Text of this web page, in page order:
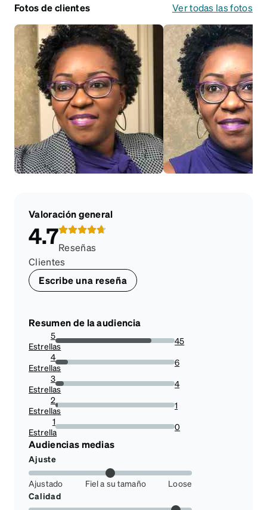
Fotos de clientes Ver todas las fotos
Valoración general
4.7Reseñas
Clientes
Escribe una reseña
Resumen de la audiencia
5
Estrellas80.35714285714286%
45
4
Estrellas10.714285714285714%
6
3
Estrellas7.142857142857142%
4
2
Estrellas1.7857142857142856%
1
1
Estrella0%
0
Audiencias medias
Ajuste
Ajustado Fiel a su tamaño
Loose
Calidad